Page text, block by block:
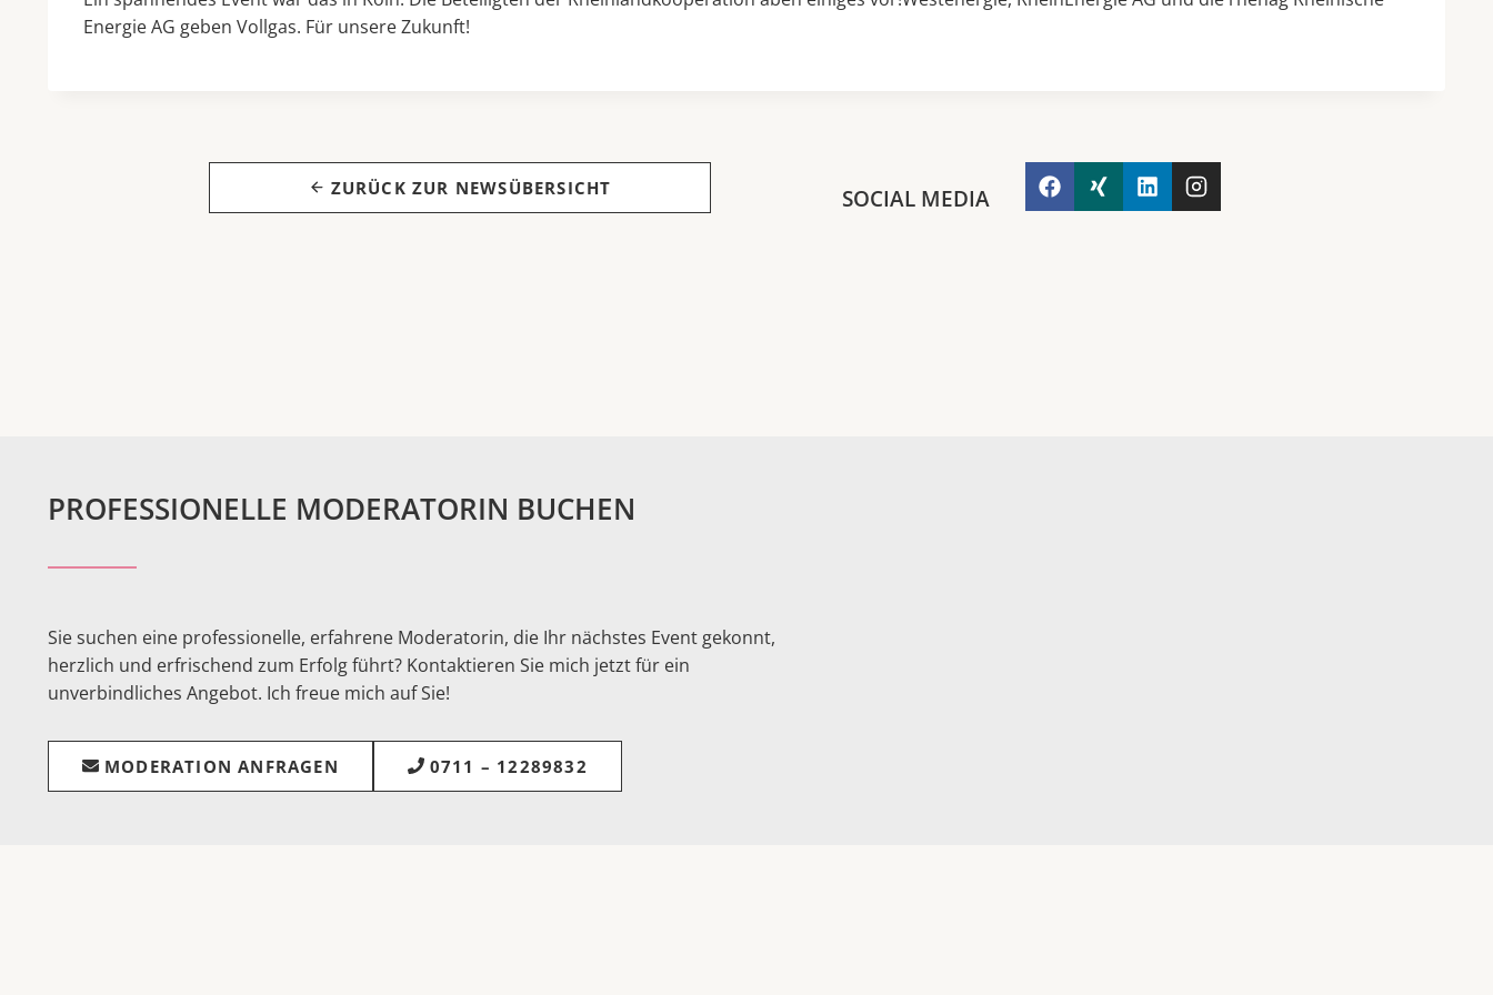
Energie AG geben Vollgas. Für unsere Zukunft!
ZURÜCK ZUR NEWSÜBERSICHT SOCIAL MEDIA
PROFESSIONELLE MODERATORIN BUCHEN
Sie suchen eine professionelle, erfahrene Moderatorin, die Ihr nächstes Event gekonnt,
herzlich und erfrischend zum Erfolg führt? Kontaktieren Sie mich jetzt für ein
unverbindliches Angebot. Ich freue mich auf Sie!
MODERATION ANFRAGEN 0711 – 12289832